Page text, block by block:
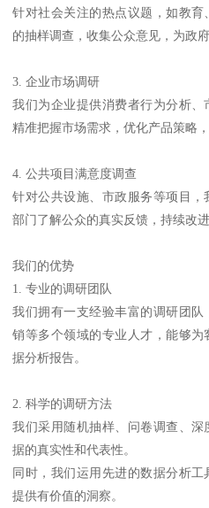
针对社会关注的热点议题，如教
的抽样调查，收集公众意见，为政
3. 企业市场调研
我们为企业提供消费者行为分析
精准把握市场需求，优化产品策略
4. 公共项目满意度调查
针对公共设施、市政服务等项目
部门了解公众的真实反馈，持续改进
我们的优势
1. 专业的调研团队
我们拥有一支经验丰富的调研团
销等多个领域的专业人才，能够
据分析报告。
2. 科学的调研方法
我们采用随机抽样、问卷调查、
据的真实性和代表性。
同时，我们运用先进的数据分析工
提供有价值的洞察。